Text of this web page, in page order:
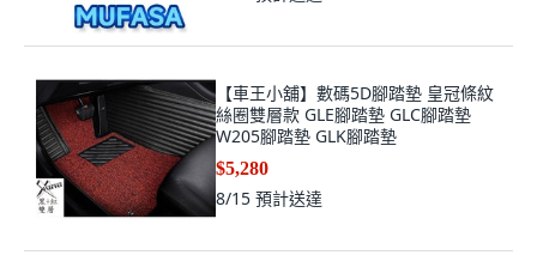
【車王小舖】數碼5D腳踏墊 皇冠條紋
絲圈雙層款 GLE腳踏墊 GLC腳踏墊
W205腳踏墊 GLK腳踏墊
$5,280
8/15 預計送達